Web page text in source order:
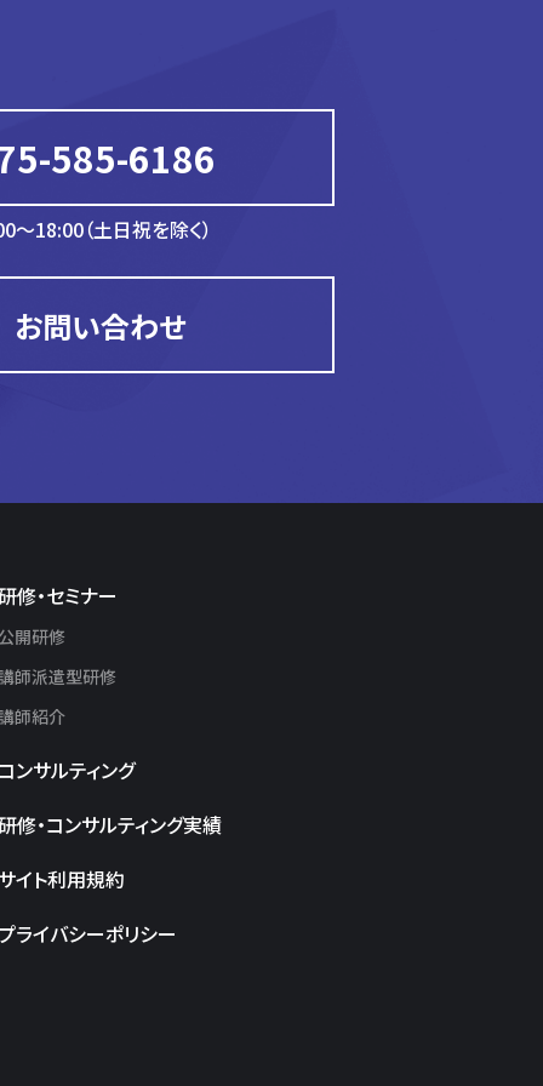
585-6186
～18:00（土日祝を除く）
お問い合わせ
修・セミナー
開研修
師派遣型研修
師紹介
ンサルティング
修・コンサルティング実績
イト利用規約
ライバシーポリシー